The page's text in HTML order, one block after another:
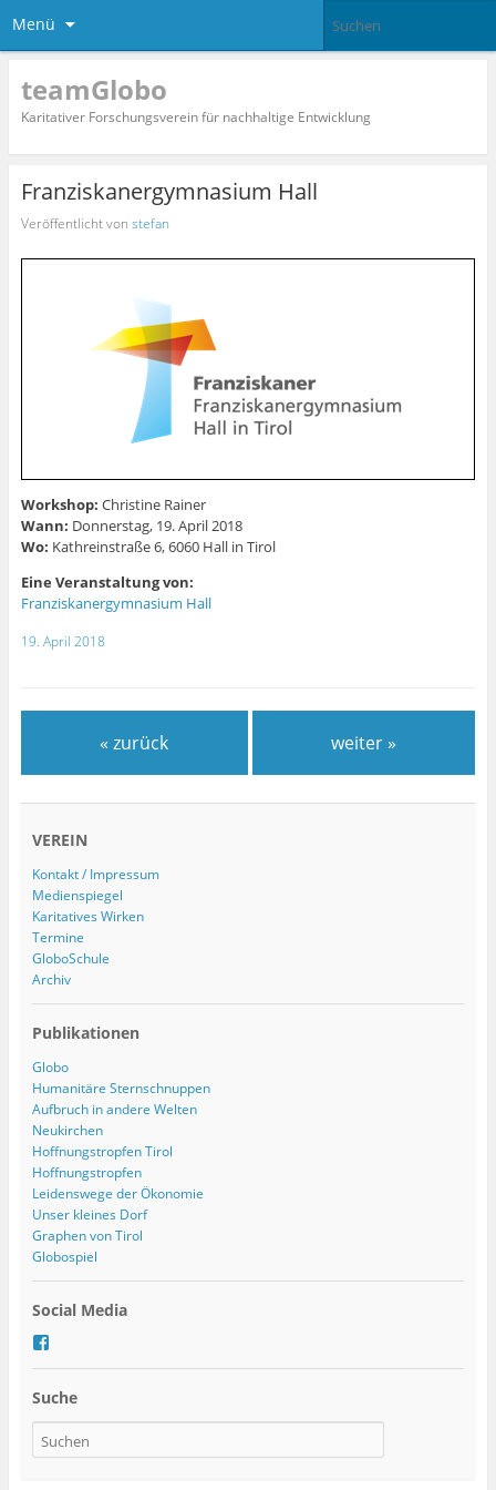
Menü
teamGlobo
Karitativer Forschungsverein für nachhaltige Entwicklung
Franziskanergymnasium Hall
Veröffentlicht von stefan
Workshop: Christine Rainer
Wann: Donnerstag, 19. April 2018
Wo: Kathreinstraße 6, 6060 Hall in Tirol
Eine Veranstaltung von:
Franziskanergymnasium Hall
19. April 2018
« zurück weiter »
VEREIN
Kontakt / Impressum
Medienspiegel
Karitatives Wirken
Termine
GloboSchule
Archiv
Publikationen
Globo
Humanitäre Sternschnuppen
Aufbruch in andere Welten
Neukirchen
Hoffnungstropfen Tirol
Hoffnungstropfen
Leidenswege der Ökonomie
Unser kleines Dorf
Graphen von Tirol
Globospiel
Social Media
f
v
Suche